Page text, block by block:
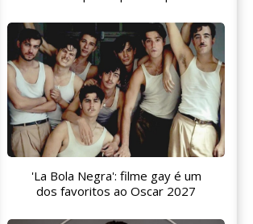
'La Bola Negra': filme gay é um
dos favoritos ao Oscar 2027